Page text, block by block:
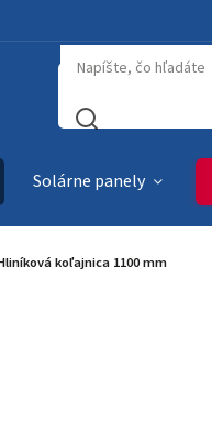
Solárne panely
koľajnica 1100 mm